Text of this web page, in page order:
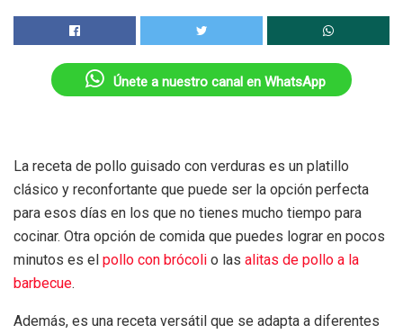
Únete a nuestro canal en WhatsApp
La receta de pollo guisado con verduras es un platillo
clásico y reconfortante que puede ser la opción perfecta
para esos días en los que no tienes mucho tiempo para
cocinar. Otra opción de comida que puedes lograr en pocos
minutos es el pollo con brócoli o las alitas de pollo a la
barbecue.
Además, es una receta versátil que se adapta a diferentes